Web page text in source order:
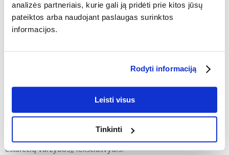
analizės partneriais, kurie gali ją pridėti prie kitos jūsų
pateiktos arba naudojant paslaugas surinktos
informacijos.
Rodyti informaciją
Leisti visus
Tinkinti
Biglis neturi ramaus nusiteikimo. Tai pasireiškia dideliu
poreikiu apžiūrėti apylinkes. Jam labai patinka žaisti. Jis yra
aktyvus ir gyvas. Rekomenduojama, kad veiklos formos
Juose slepiami augintinio mėgstami skanėstai. Pažiūrėkite,
verta jį linksminti Kong ir skanėstų kamuoliu. Bigliai yra
protingi šunys, kurie mokosi palyginti greitai ir lengvai, jei
praktikuoti šunų sportą, įskaitant judrumas (balso ir
motorinių komandų vedamas šuo kuo greičiau ir be klaidų
įveikia specialų kliūčių ruožą), flyball (lygiagrečios šunų
estafečių varžybos), lėkščiasvydis.